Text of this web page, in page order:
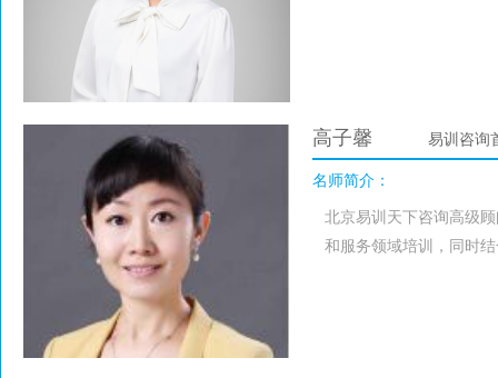
高子馨 易训咨询
名师简介：
北京易训天下咨询高级
和服务领域培训，同时